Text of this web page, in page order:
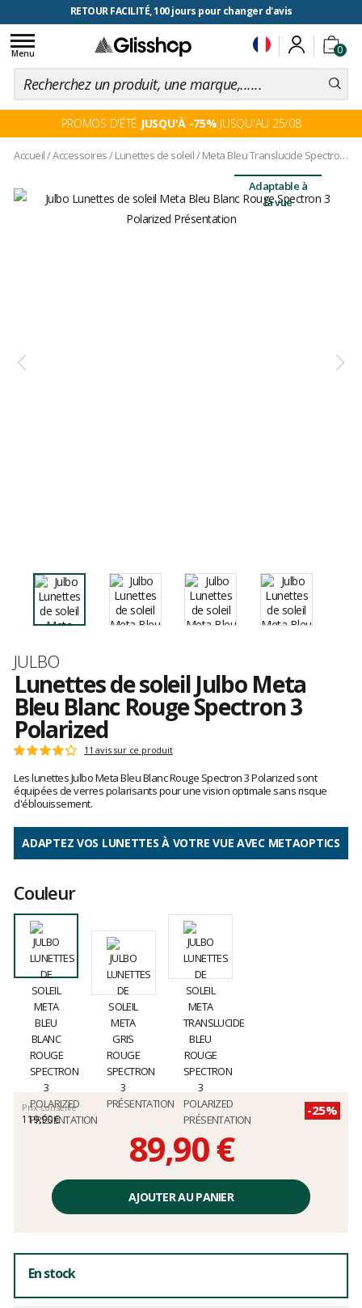
RETOUR FACILITÉ, 100 jours pour changer d'avis
0
Toggle
navigation
Menu
PROMOS D'ÉTÉ JUSQU'À -75% JUSQU'AU 25/08
Accueil/Accessoires/Lunettes de soleil/Meta Bleu Translucide Spectron 3
Adaptable à
la vue
Marque
JULBO
Lunettes de soleil Julbo Meta
Bleu Blanc Rouge Spectron 3
Polarized
Les
clients
Note
:
4
sur
11 avis sur ce produit
Les lunettes Julbo Meta Bleu Blanc Rouge Spectron 3 Polarized sont
équipées de verres polarisants pour une vision optimale sans risque
d'éblouissement.
ADAPTEZ VOS LUNETTES À VOTRE VUE AVEC METAOPTICS
Couleur
Prix conseillé
119,90 €
-25%
89,90 €
unitaire,
AJOUTER AU PANIER
En stock